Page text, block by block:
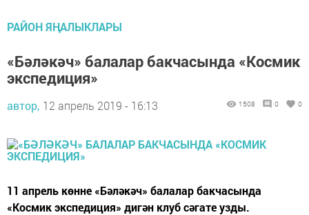
РАЙОН ЯҢАЛЫКЛАРЫ
«Бәләкәч» балалар бакчасында «Космик
экспедиция»
автор, 12 апрель 2019 - 16:13 1508 0 0
11 апрель көнне «Бәләкәч» балалар бакчасында
«Космик экспедиция» дигән клуб сәгате узды.